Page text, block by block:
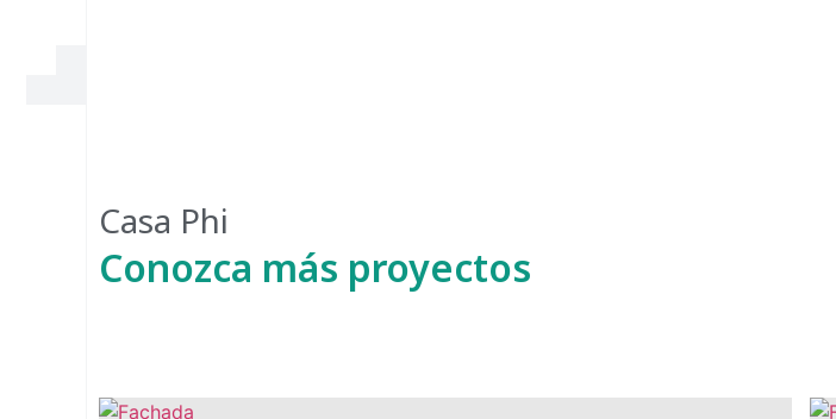
Casa Phi
Conozca más proyectos